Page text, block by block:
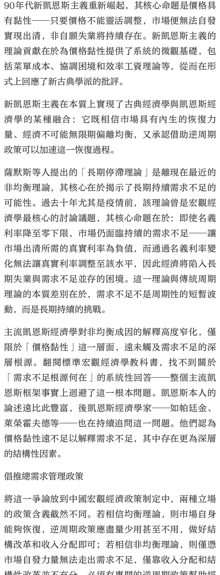
90年代新凱恩斯主義重新崛起，其核心命題是價格具
有黏性──只要價格不能靈活調整，市場便無法自發
實現出清，非自願失業將持續存在。新凱恩斯主義的
理論貢獻在於為價格黏性提供了系統的微觀基礎，包
括菜單成本、協調困境和效率工資理論等，從而在形
式上回應了新古典學派的批評。
新凱恩斯主義在本質上實現了古典經濟學與凱恩斯經
濟學的某種融合：它既相信市場具有內生的恢復力
量、經濟不可能無限期偏離均衡，又承認借助逆周期
政策可以加速這一恢復過程。
薩默斯等人提出的「長期停滯理論」是離現在最近的
非均衡理論，其核心在於揭示了長期持續需求不足的
可能性。過去十年尤其是疫情前，該理論曾是宏觀經
濟學最核心的討論議題，其核心命題在於：即使名義
利率降至零下限，市場仍面臨持續的需求不足──讓
市場出清所需的真實利率為負值，而通過名義利率變
化無法讓真實利率調整至該水平，因此經濟將陷入長
期失業與需求不足並存的困境。這一理論與傳統周期
理論的本質差別在於，需求不足不是周期性的短暫波
動，而是長期持續的挑戰。
主流凱恩斯經濟學對非均衡成因的解釋高度窄化，僅
限於「價格黏性」這一層面，遠未觸及需求不足的深
層根源。翻閱標準宏觀經濟學教科書，找不到關於
「需求不足根源何在」的系統性回答──整個主流凱
恩斯框架事實上迴避了這一根本問題。凱恩斯本人的
論述遠比此豐富，後凱恩斯經濟學家──如帕廷金、
萊榮霍夫德等──也在持續追問這一問題。他們認為
價格黏性遠不足以解釋需求不足，其中存在更為深層
的結構性因素。
倡推總需求管理政策
將這一爭論放到中國宏觀經濟政策制定中，兩種立場
的政策含義截然不同。若相信均衡理論，則市場自身
能夠恢復，逆周期政策應盡量少用甚至不用，做好結
構改革和收入分配即可；若相信非均衡理論，則僅憑
市場自發力量無法走出需求不足，僅靠收入分配和結